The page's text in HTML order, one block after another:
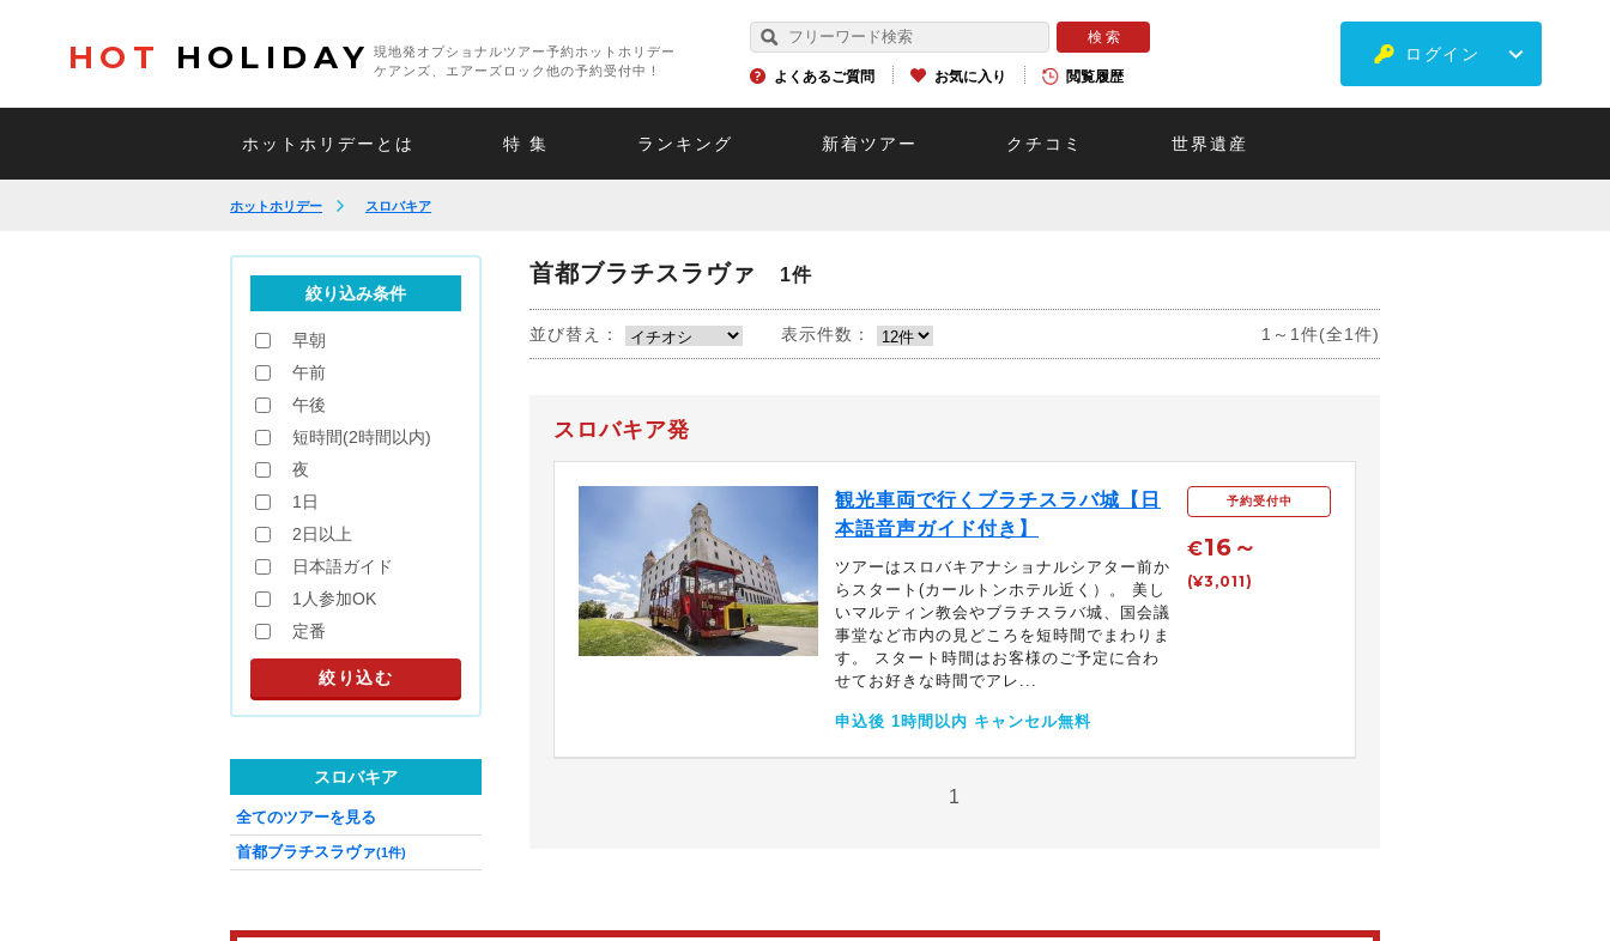
HOT HOLIDAY
現地発オプショナルツアー予約ホットホリデー
ケアンズ、エアーズロック他の予約受付中！
よくあるご質問 お気に入り 閲覧履歴
ログイン
ホットホリデーとは 特 集 ランキング 新着ツアー クチコミ 世界遺産
ホットホリデー スロバキア
首都ブラチスラヴァ 1件
並び替え： 表示件数： 1～1件(全1件)
スロバキア発
観光車両で行くブラチスラバ城【日
本語音声ガイド付き】
ツアーはスロバキアナショナルシアター前か
らスタート(カールトンホテル近く）。 美し
いマルティン教会やブラチスラバ城、国会議
事堂など市内の見どころを短時間でまわりま
す。 スタート時間はお客様のご予定に合わ
せてお好きな時間でアレ...
申込後 1時間以内 キャンセル無料
予約受付中
€16～
(¥3,011)
1
絞り込み条件
早朝
午前
午後
短時間(2時間以内)
夜
1日
2日以上
日本語ガイド
1人参加OK
定番
スロバキア
全てのツアーを見る
首都ブラチスラヴァ(1件)